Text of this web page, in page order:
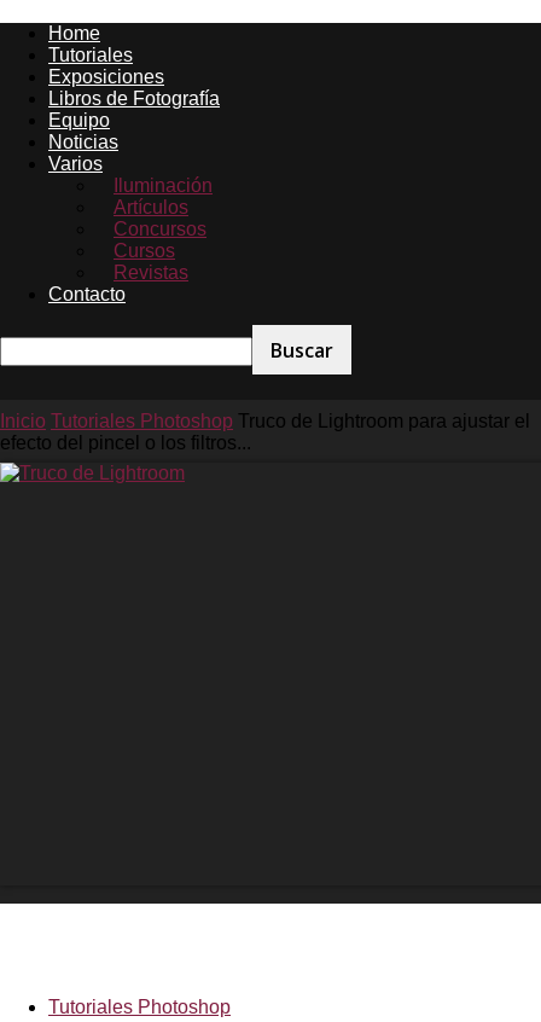
Home
Tutoriales
Exposiciones
Libros de Fotografía
Equipo
Noticias
Varios
Iluminación
Artículos
Concursos
Cursos
Revistas
Contacto
Inicio Tutoriales Photoshop Truco de Lightroom para ajustar el
efecto del pincel o los filtros...
Tutoriales Photoshop